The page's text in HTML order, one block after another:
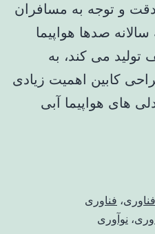
و توجه به مسافران
صدها هواپیما
می کند، به
کابین اهمیت زیادی
های هواپیما آبی
، فناوری
، نوآوری